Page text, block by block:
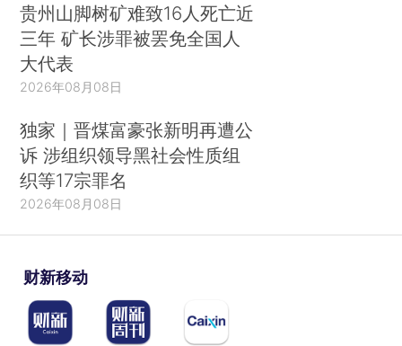
贵州山脚树矿难致16人死亡近
三年 矿长涉罪被罢免全国人
大代表
2026年08月08日
独家｜晋煤富豪张新明再遭公
诉 涉组织领导黑社会性质组
织等17宗罪名
2026年08月08日
财新移动